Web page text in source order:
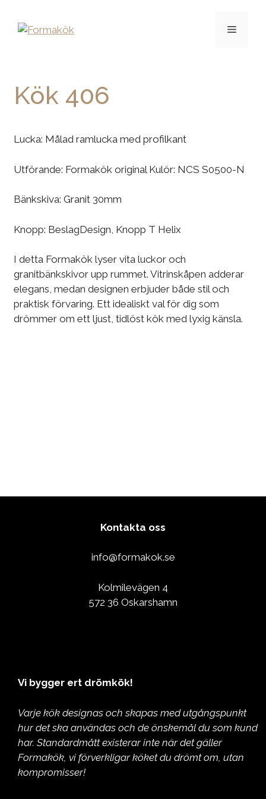
Kök 406
Lucka: Målad ramlucka med profilkant
Utförande: Formakök original Kulör: NCS S0500-N
Bänkskiva: Granit 30mm
Knopp: BeslagDesign, Knopp T Helix
I detta Formakök lyser vita luckor och
granitbänkskivor upp rummet. Vitrinskåpen adderar
elegans, medan designen erbjuder både stil och
praktisk förvaring. Ett idealiskt val för dig som
drömmer om ett ljust, tidlöst kök med lyxig känsla.
Kontakta oss
info@formakok.se
Kolmilevägen 4
572 36 Oskarshamn
Vi bygger ert drömkök!
Varje kök designas och skapas med utgångspunkt
hur det ska användas och de önskemål du som kund
har. Standardmått existerar inte när det gäller
Formakök, vi förverkligar köket du drömt om, utan
kompromisser!